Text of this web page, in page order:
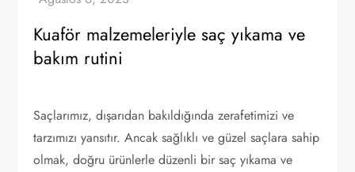
Kuaför malzemeleriyle saç yıkama ve
bakım rutini
Saçlarımız, dışarıdan bakıldığında zerafetimizi ve
tarzımızı yansıtır. Ancak sağlıklı ve güzel saçlara sahip
olmak, doğru ürünlerle düzenli bir saç yıkama ve